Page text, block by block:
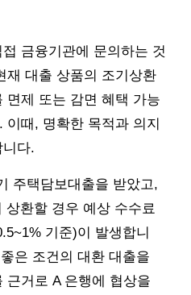
금융기관에 문의하는 것
재 대출 상품의 조기상환
면제 또는 감면 혜택 가능
이때, 명확한 목적과 의지
다.
주택담보대출을 받았고,
상환할 경우 예상 수수료
기준)이 발생합니
은 조건의 대환 대출을
근거로 A 은행에 협상을